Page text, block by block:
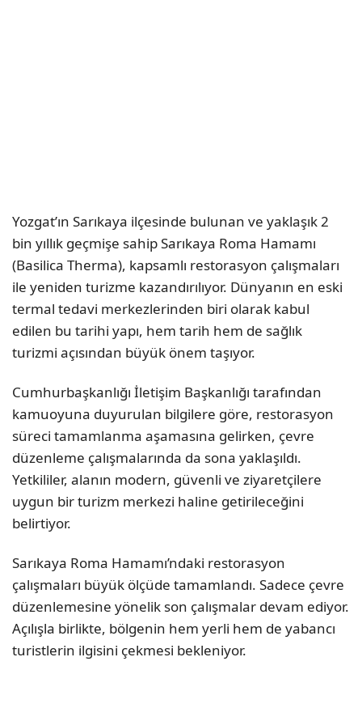
Yozgat’ın Sarıkaya ilçesinde bulunan ve yaklaşık 2
bin yıllık geçmişe sahip Sarıkaya Roma Hamamı
(Basilica Therma), kapsamlı restorasyon çalışmaları
ile yeniden turizme kazandırılıyor. Dünyanın en eski
termal tedavi merkezlerinden biri olarak kabul
edilen bu tarihi yapı, hem tarih hem de sağlık
turizmi açısından büyük önem taşıyor.
Cumhurbaşkanlığı İletişim Başkanlığı tarafından
kamuoyuna duyurulan bilgilere göre, restorasyon
süreci tamamlanma aşamasına gelirken, çevre
düzenleme çalışmalarında da sona yaklaşıldı.
Yetkililer, alanın modern, güvenli ve ziyaretçilere
uygun bir turizm merkezi haline getirileceğini
belirtiyor.
Sarıkaya Roma Hamamı’ndaki restorasyon
çalışmaları büyük ölçüde tamamlandı. Sadece çevre
düzenlemesine yönelik son çalışmalar devam ediyor.
Açılışla birlikte, bölgenin hem yerli hem de yabancı
turistlerin ilgisini çekmesi bekleniyor.